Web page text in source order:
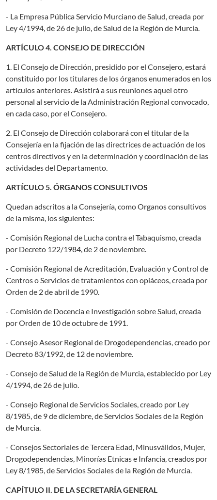
- La Empresa Pública Servicio Murciano de Salud, creada por
Ley 4/1994, de 26 de julio, de Salud de la Región de Murcia.
ARTÍCULO 4. CONSEJO DE DIRECCIÓN
1. El Consejo de Dirección, presidido por el Consejero, estará
constituido por los titulares de los órganos enumerados en los
artículos anteriores. Asistirá a sus reuniones aquel otro
personal al servicio de la Administración Regional convocado,
en cada caso, por el Consejero.
2. El Consejo de Dirección colaborará con el titular de la
Consejería en la fijación de las directrices de actuación de los
centros directivos y en la determinación y coordinación de las
actividades del Departamento.
ARTÍCULO 5. ÓRGANOS CONSULTIVOS
Quedan adscritos a la Consejería, como Organos consultivos
de la misma, los siguientes:
- Comisión Regional de Lucha contra el Tabaquismo, creada
por Decreto 122/1984, de 2 de noviembre.
- Comisión Regional de Acreditación, Evaluación y Control de
Centros o Servicios de tratamientos con opiáceos, creada por
Orden de 2 de abril de 1990.
- Comisión de Docencia e Investigación sobre Salud, creada
por Orden de 10 de octubre de 1991.
- Consejo Asesor Regional de Drogodependencias, creado por
Decreto 83/1992, de 12 de noviembre.
- Consejo de Salud de la Región de Murcia, establecido por Ley
4/1994, de 26 de julio.
- Consejo Regional de Servicios Sociales, creado por Ley
8/1985, de 9 de diciembre, de Servicios Sociales de la Región
de Murcia.
- Consejos Sectoriales de Tercera Edad, Minusválidos, Mujer,
Drogodependencias, Minorías Etnicas e Infancia, creados por
Ley 8/1985, de Servicios Sociales de la Región de Murcia.
CAPÍTULO II. DE LA SECRETARÍA GENERAL